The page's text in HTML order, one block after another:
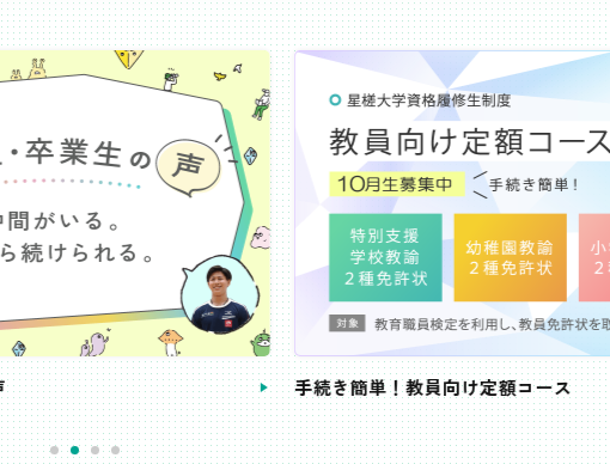
手続き簡単！教員向け定額コース 教員免許状が